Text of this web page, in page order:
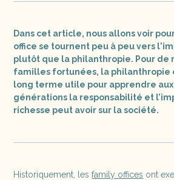
Dans cet article, nous allons voir
office se tournent peu à peu vers
plutôt que la philanthropie. Pour de
familles fortunées, la philanthropie
long terme utile pour apprendre
générations la responsabilité et
richesse peut avoir sur la société.
Historiquement, lesfamily offices ont